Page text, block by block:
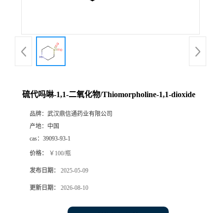
产
硫代吗啉-1,1-二氧化物/Thiomorpholine-1,1-dioxide
品牌： 武汉鼎信通药业有限公司
产地： 中国
cas： 39093-93-1
价格： ￥100/瓶
发布日期： 2025-05-09
更新日期： 2026-08-10